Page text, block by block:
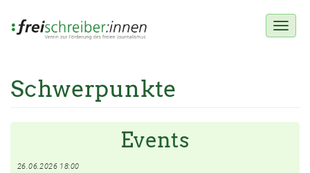
Direkt
zum
Toggle
Schwerpunkte
Events
26.06.2026 18:00